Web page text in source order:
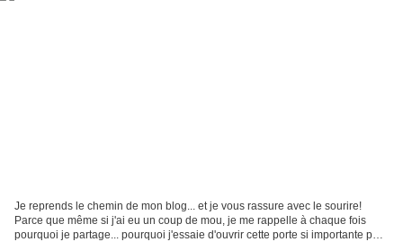
Je reprends le chemin de mon blog... et je vous rassure avec le sourire!
Parce que même si j'ai eu un coup de mou, je me rappelle à chaque fois
pourquoi je partage... pourquoi j'essaie d'ouvrir cette porte si importante pour